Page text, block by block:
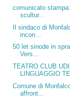
comunicato
scultur...
Il sindaco di
incon...
50 let sinode in
Vers...
TEATRO CLUB
LINGUAGGIO
Comune di
affront...